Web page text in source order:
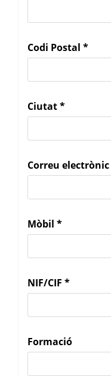
Codi Postal *
Ciutat*
Correu electrònic
Mòbil *
NIF/CIF *
Formació